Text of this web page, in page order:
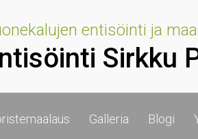
entisöinti ja
Sirkku
Galleria Blogi